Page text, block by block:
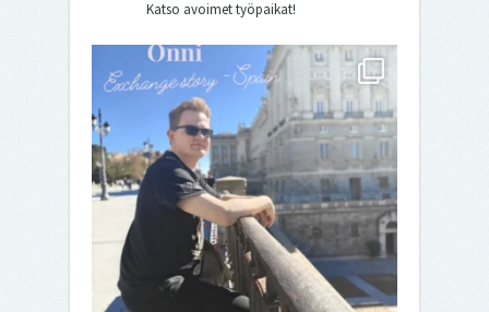
Katso avoimet työpaikat!